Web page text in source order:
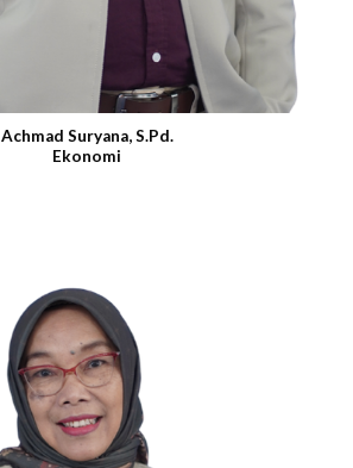
Achmad Suryana, S.Pd.
Ekonomi